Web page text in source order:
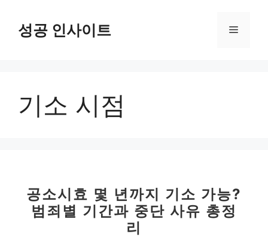
성공 인사이트 메
기소 시점
공소시효 몇 년까지 기소 가능?
범죄별 기간과 중단 사유 총정
리